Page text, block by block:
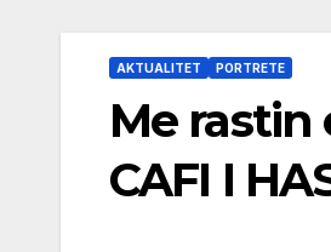
AKTUALITET PORTRETE
Me rastin
CAFI I